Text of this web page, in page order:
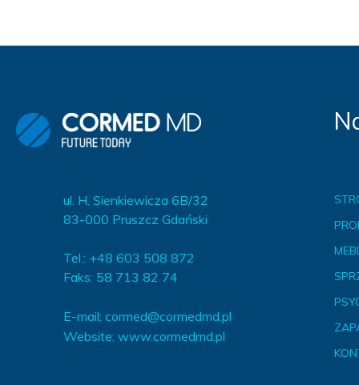
ul. H. Sienkiewicza 6B/32
83-000 Pruszcz Gdański
Tel.: +48 603 508 872
Faks: 58 713 82 74
E-mail: cormed@cormedmd.pl
Website: www.cormedmd.pl